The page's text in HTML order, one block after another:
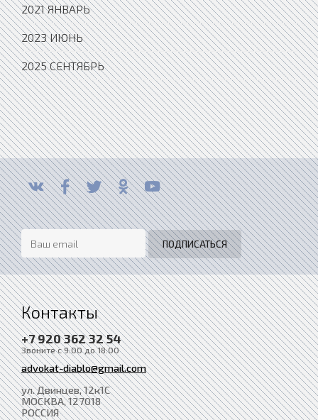
2021 ЯНВАРЬ
2023 ИЮНЬ
2025 СЕНТЯБРЬ
Контакты
+7 920 362 32 54
Звоните с 9:00 до 18:00
advokat-diablo@gmail.com
ул. Двинцев, 12к1С
МОСКВА, 127018
РОССИЯ